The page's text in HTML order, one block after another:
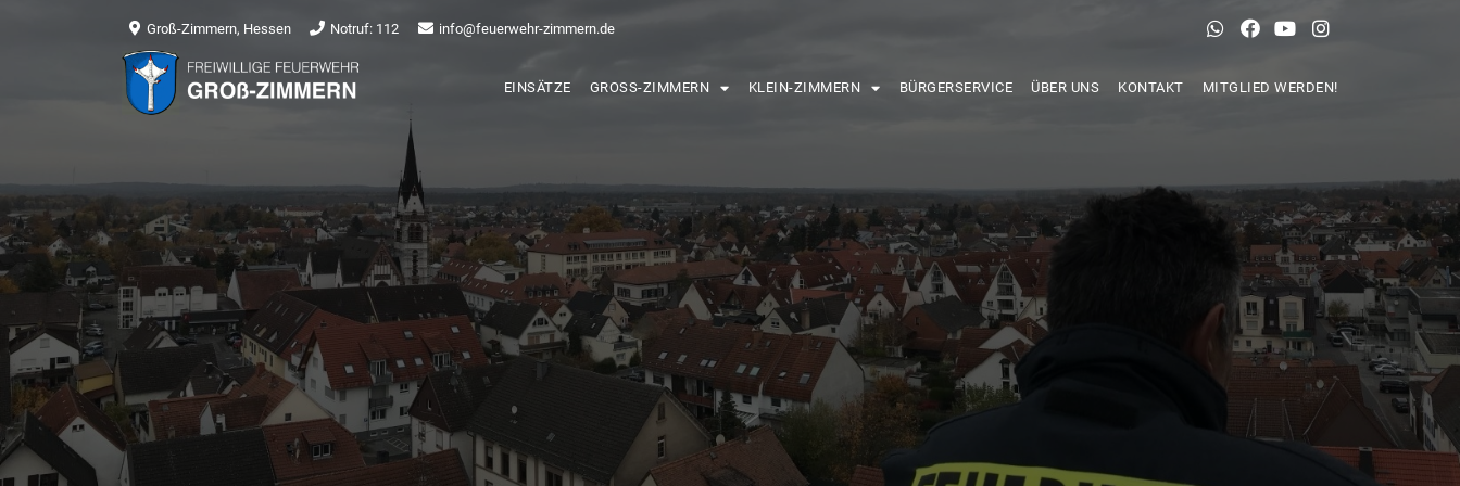
Groß-Zimmern, Hessen Notruf: 112 info@feuerwehr-zimmern.de
EINSÄTZE GROSS-ZIMMERN KLEIN-ZIMMERN BÜRGERSERVICE ÜBER UNS KONTAKT MITGLIED WERDEN!